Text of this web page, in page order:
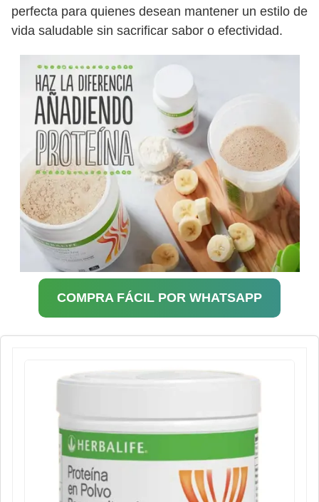
perfecta para quienes desean mantener un estilo de
vida saludable sin sacrificar sabor o efectividad.
COMPRA FÁCIL POR WHATSAPP